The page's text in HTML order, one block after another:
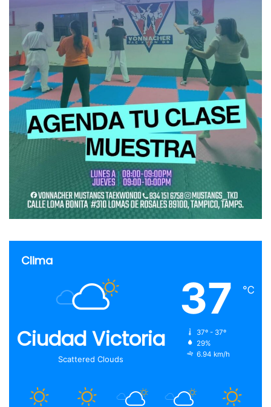
Clima
Ciudad Victoria
Scattered Clouds
37 ℃
37º - 37º
29%
6.94 km/h